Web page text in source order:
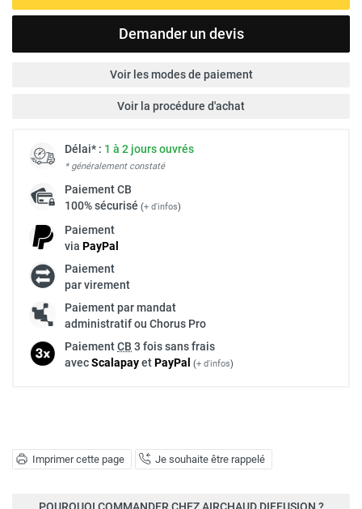
Imprimer cette page Je souhaite être rappelé
Demander un devis
Voir les modes de paiement
Voir la procédure d'achat
Délai* : 1 à 2 jours ouvrés
* généralement constaté
PaiementCB
100% sécurisé (+ d'infos)
Paiement
via PayPal
Paiement
par virement
Paiement par mandat
administratif ou Chorus Pro
PaiementCB 3 fois sans frais
avecScalapayetPayPal (+ d'infos)